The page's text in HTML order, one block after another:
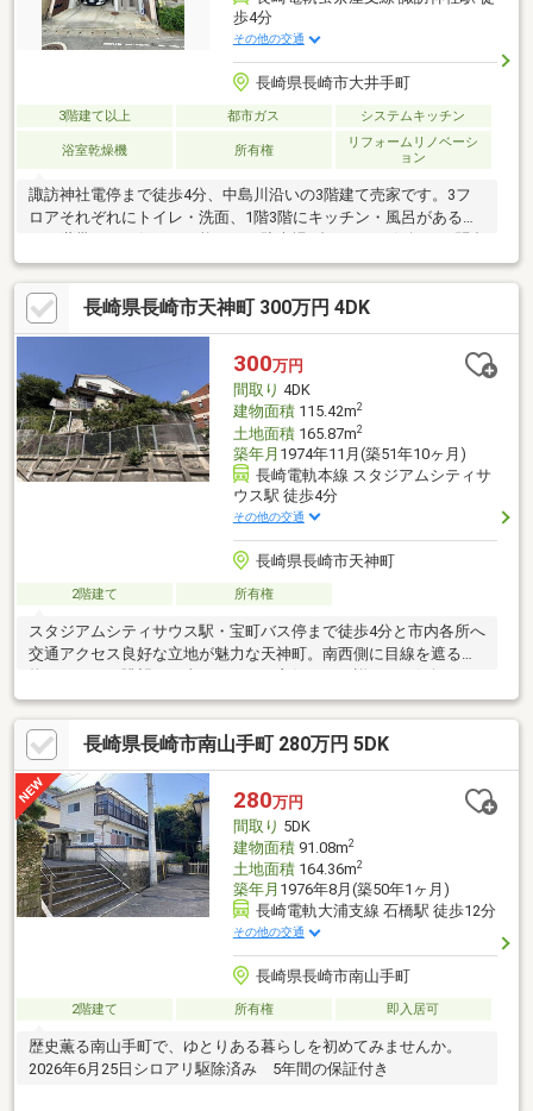
歩4分
その他の交通
長崎県長崎市大井手町
3階建て以上 都市ガス システムキッチン
浴室乾燥機 所有権
リフォームリノベーシ
ョン
諏訪神社電停まで徒歩4分、中島川沿いの3階建て売家です。3フ
ロアそれぞれにトイレ・洗面、1階3階にキッチン・風呂があるの
わせください。●1・2階部分を2018年頃、3階部分を2006年頃に全
面改装済（実施年月日詳細不詳）＜交通アクセス＞●長崎電気軌
道「諏訪神社」駅まで徒歩4分●長崎バス「諏訪神社前」バス停ま
で徒歩5分●JR長崎駅まで1.7キロ＜備考＞※増築未登記箇所あり。
売主にて登記のうえ引渡し致します※周辺環境の距離については
経度緯度を用いて計測したものであり、全て概算の距離になって
おります
長崎県長崎市天神町 300万円 4DK
300万円
間取り 4DK
建物面積115.42m2
土地面積165.87m2
築年月 1974年11月(築51年10ヶ月)
長崎電軌本線 スタジアムシティサ
ウス駅 徒歩4分
その他の交通
長崎県長崎市天神町
2階建て 所有権
スタジアムシティサウス駅・宝町バス停まで徒歩4分と市内各所へ
交通アクセス良好な立地が魅力な天神町。南西側に目線を遮る建
問合わせください。●現状渡しです。室内残置物あり。●再建築不
可＜交通アクセス＞●長崎電気軌道「スタジアムシティサウス」
駅まで徒歩4分●長崎バス「宝町」バス停まで徒歩4分●JR長崎駅ま
で徒歩11分＜備考＞※周辺環境の距離については経度緯度を用い
て計測したものであり、全て概算の距離になっております
長崎県長崎市南山手町 280万円 5DK
280万円
間取り 5DK
建物面積91.08m2
土地面積164.36m2
築年月 1976年8月(築50年1ヶ月)
長崎電軌大浦支線 石橋駅 徒歩12分
その他の交通
長崎県長崎市南山手町
2階建て 所有権 即入居可
歴史薫る南山手町で、ゆとりある暮らしを初めてみませんか。
2026年6月25日シロアリ駆除済み 5年間の保証付き